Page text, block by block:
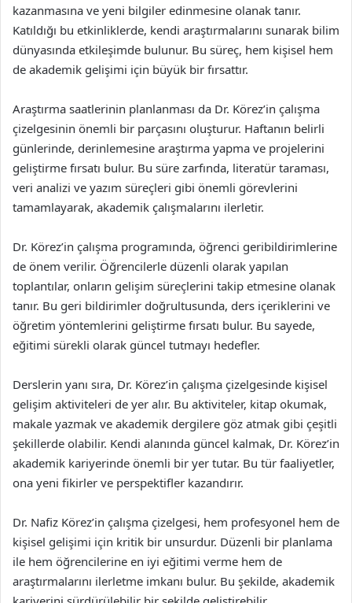
kazanmasına ve yeni bilgiler edinmesine olanak tanır.
Katıldığı bu etkinliklerde, kendi araştırmalarını sunarak bilim
dünyasında etkileşimde bulunur. Bu süreç, hem kişisel hem
de akademik gelişimi için büyük bir fırsattır.
Araştırma saatlerinin planlanması da Dr. Körez’in çalışma
çizelgesinin önemli bir parçasını oluşturur. Haftanın belirli
günlerinde, derinlemesine araştırma yapma ve projelerini
geliştirme fırsatı bulur. Bu süre zarfında, literatür taraması,
veri analizi ve yazım süreçleri gibi önemli görevlerini
tamamlayarak, akademik çalışmalarını ilerletir.
Dr. Körez’in çalışma programında, öğrenci geribildirimlerine
de önem verilir. Öğrencilerle düzenli olarak yapılan
toplantılar, onların gelişim süreçlerini takip etmesine olanak
tanır. Bu geri bildirimler doğrultusunda, ders içeriklerini ve
öğretim yöntemlerini geliştirme fırsatı bulur. Bu sayede,
eğitimi sürekli olarak güncel tutmayı hedefler.
Derslerin yanı sıra, Dr. Körez’in çalışma çizelgesinde kişisel
gelişim aktiviteleri de yer alır. Bu aktiviteler, kitap okumak,
makale yazmak ve akademik dergilere göz atmak gibi çeşitli
şekillerde olabilir. Kendi alanında güncel kalmak, Dr. Körez’in
akademik kariyerinde önemli bir yer tutar. Bu tür faaliyetler,
ona yeni fikirler ve perspektifler kazandırır.
Dr. Nafiz Körez’in çalışma çizelgesi, hem profesyonel hem de
kişisel gelişimi için kritik bir unsurdur. Düzenli bir planlama
ile hem öğrencilerine en iyi eğitimi verme hem de
araştırmalarını ilerletme imkanı bulur. Bu şekilde, akademik